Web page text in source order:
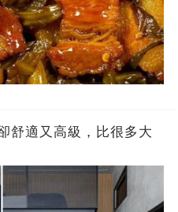
舒適又高級，比很多大